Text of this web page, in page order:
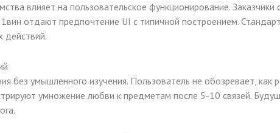
влияет на пользовательское функционирование.
отдают предпочтение UI с типичной построением.
действий.
без умышленного изучения. Пользователь не обозревает, как
умножение любви к предметам после 5-10 связей.